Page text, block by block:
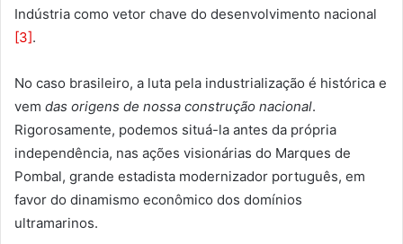
Indústria como vetor chave do desenvolvimento nacional
[3].
No caso brasileiro, a luta pela industrialização é histórica e
vem das origens de nossa construção nacional.
Rigorosamente, podemos situá-la antes da própria
independência, nas ações visionárias do Marques de
Pombal, grande estadista modernizador português, em
favor do dinamismo econômico dos domínios
ultramarinos.